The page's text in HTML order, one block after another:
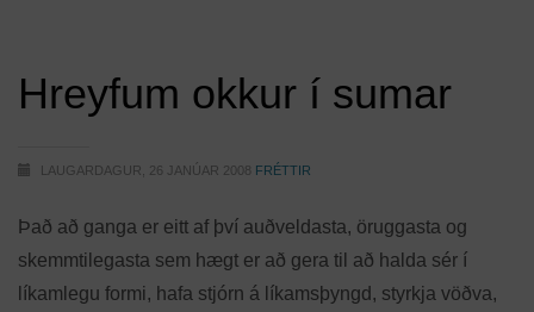
Hreyfum okkur í sumar
LAUGARDAGUR, 26 JANÚAR 2008 FRÉTTIR
Það að ganga er eitt af því auðveldasta, öruggasta og
skemmtilegasta sem hægt er að gera til að halda sér í
líkamlegu formi, hafa stjórn á líkamsþyngd, styrkja vöðva,